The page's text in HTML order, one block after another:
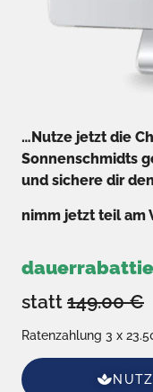
…Nutze jetzt die
Sonnenschmidts
und sichere dir
nimm jetzt teil am
statt 149.00 €
Ratenzahlung 3 x